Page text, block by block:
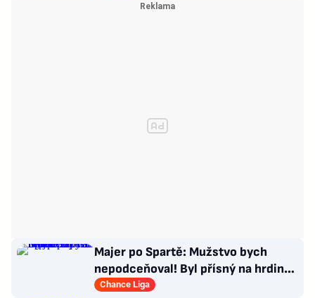
Majer po Spartě: Mužstvo bych
nepodceňoval! Byl přísný na hrdinu
zápasu
Chance Liga